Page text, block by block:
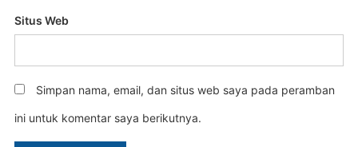
Situs Web
Simpan nama, email, dan situs web saya pada peramban
ini untuk komentar saya berikutnya.